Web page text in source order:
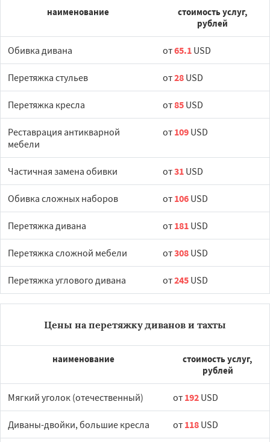
наименование
стоимость услуг,
рублей
Обивка дивана от65.1 USD
Перетяжка стульев от28 USD
Перетяжка кресла от85 USD
Реставрация антикварной
мебели
от 109 USD
Частичная замена обивки от31 USD
Обивка сложных наборов от 106 USD
Перетяжка дивана от 181 USD
Перетяжка сложной мебели от308 USD
Перетяжка углового дивана от245 USD
Цены на перетяжку диванов и тахты
наименование
стоимость услуг,
рублей
Мягкий уголок (отечественный) от 192 USD
Диваны-двойки, большие кресла от 118 USD